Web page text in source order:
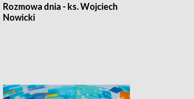
Rozmowa dnia - ks. Wojciech
Nowicki